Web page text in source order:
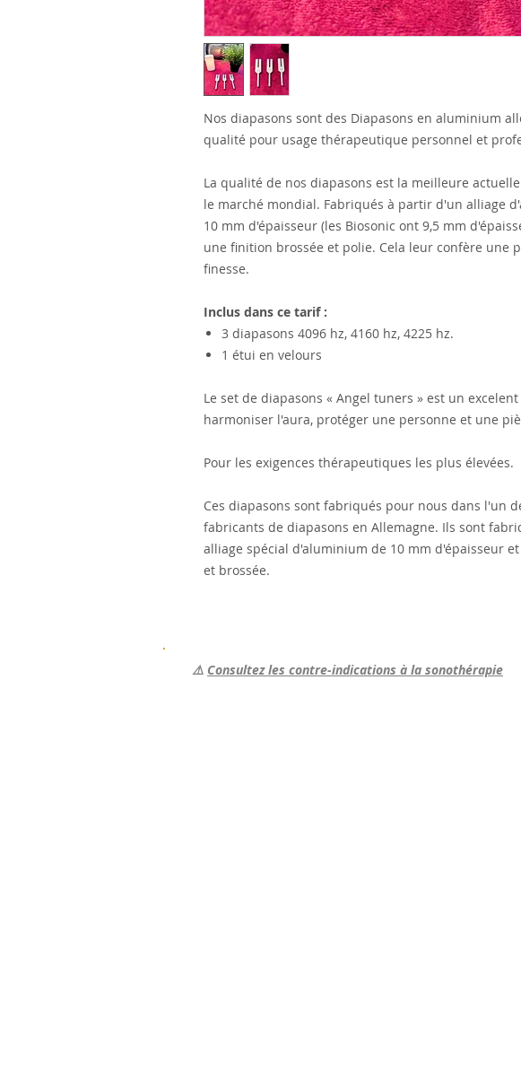
Nos diapasons sont des Diapasons en aluminium
qualité pour usage thérapeutique personnel et
La qualité de nos diapasons est la meilleure
le marché mondial. Fabriqués à partir d'un alliage
10 mm d'épaisseur (les Biosonic ont 9,5 mm
une finition brossée et polie. Cela leur confère une
finesse.
Inclus dans ce tarif :
3 diapasons 4096 hz, 4160 hz, 4225 hz.
1 étui en velours
Le set de diapasons « Angel tuners » est un
harmoniser l'aura, protéger une personne et une
Pour les exigences thérapeutiques les plus élevées.
Ces diapasons sont fabriqués pour nous dans l'un
fabricants de diapasons en Allemagne. Ils sont
alliage spécial d'aluminium de 10 mm d'épaisseur
et brossée.
⚠️ Consultez les contre-indications à la sonothérapie